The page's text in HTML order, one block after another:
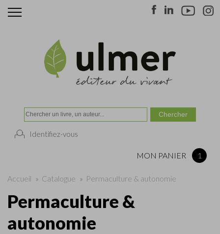
Identifiez-vous
MON PANIER 1
Accueil » Catalogue » Permaculture & autonomie
Permaculture &
autonomie